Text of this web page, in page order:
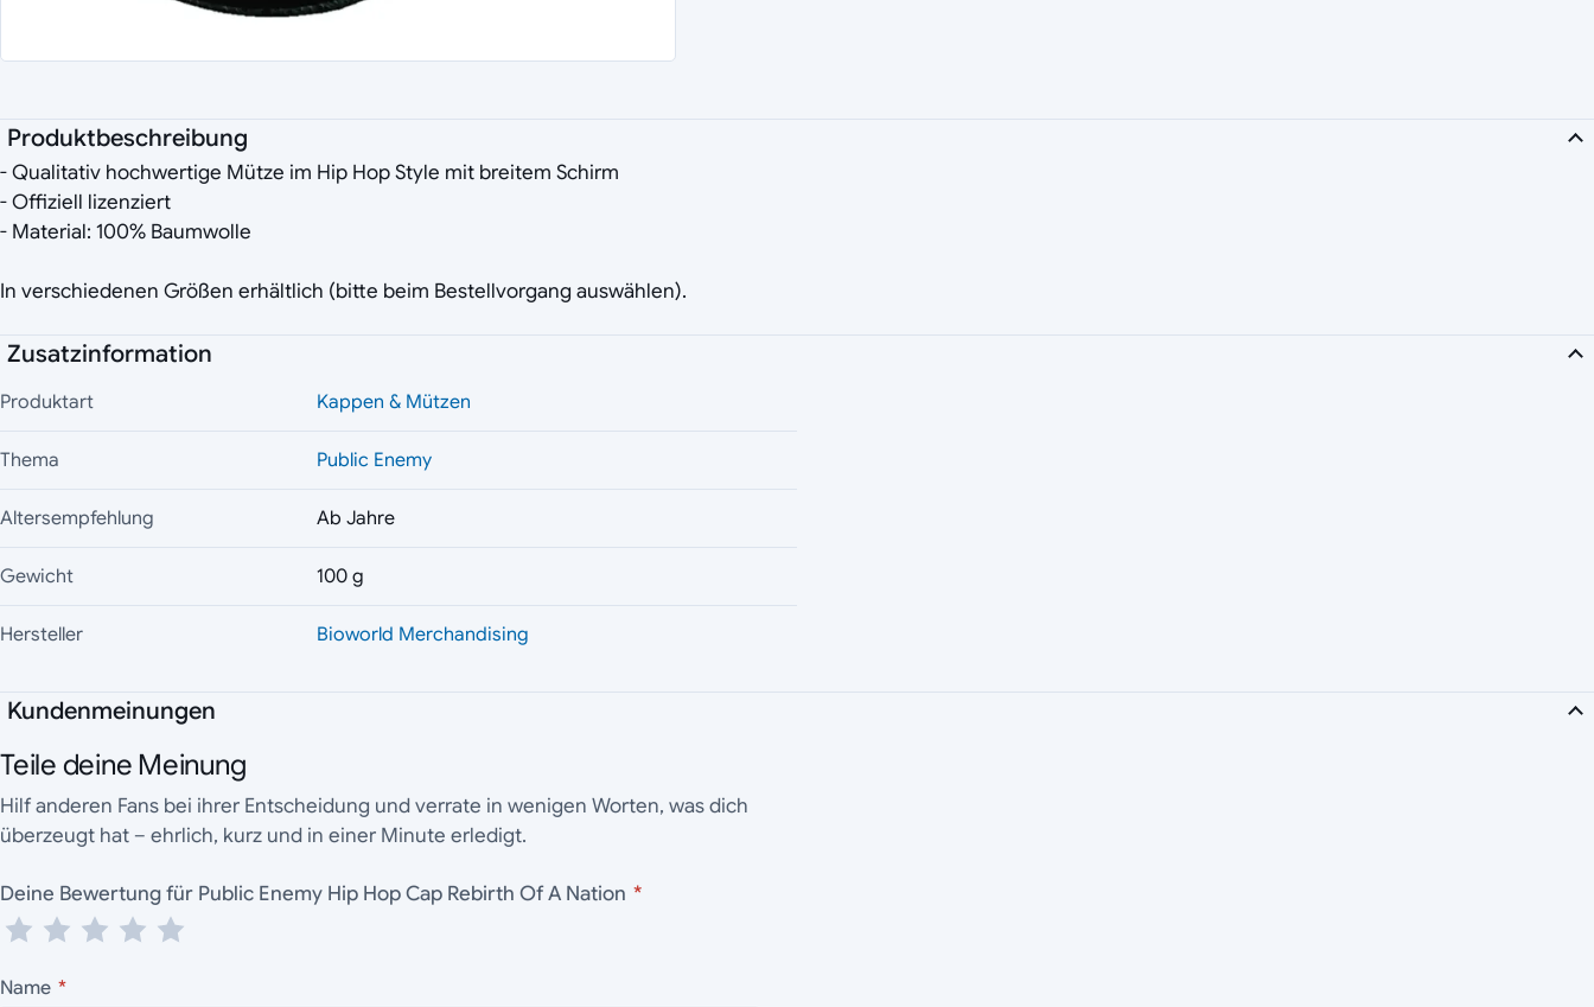
Produktbeschreibung
- Qualitativ hochwertige Mütze im Hip Hop Style mit breitem Schirm
- Offiziell lizenziert
- Material: 100% Baumwolle
In verschiedenen Größen erhältlich (bitte beim Bestellvorgang auswählen).
Zusatzinformation
Produktart Kappen & Mützen
Thema Public Enemy
Altersempfehlung Ab Jahre
Gewicht 100 g
Hersteller Bioworld Merchandising
Kundenmeinungen
Teile deine Meinung
Hilf anderen Fans bei ihrer Entscheidung und verrate in wenigen Worten, was dich
überzeugt hat – ehrlich, kurz und in einer Minute erledigt.
Deine Bewertung für Public Enemy Hip Hop Cap Rebirth Of A Nation *
Name *